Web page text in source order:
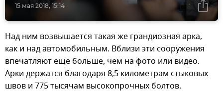
15 мая 2018, 15:14
Над ним возвышается такая же грандиозная арка,
как и над автомобильным. Вблизи эти сооружения
впечатляют еще больше, чем на фото или видео.
Арки держатся благодаря 8,5 километрам стыковых
швов и 775 тысячам высокопрочных болтов.